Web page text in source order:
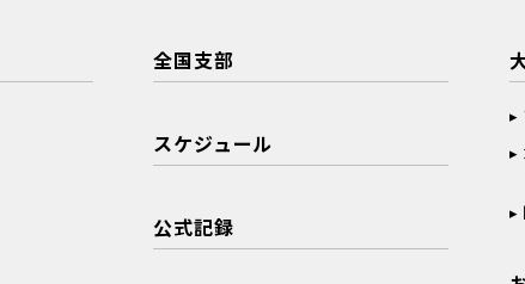
全国支部
スケジュール
公式記録